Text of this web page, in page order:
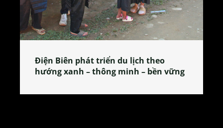
Làng làm bánh tẻ Phú Nhi – nơi lan
tỏa đặc sản xứ Đoài